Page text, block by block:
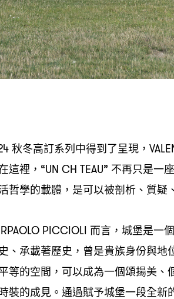
秋冬高訂系列中得到了呈現 ，
這裡 ，“UN CH TEAU” 不再只是一
哲學的載體 ， 是可以被剖析、質疑
PICCIOLI 而言 ， 城堡是一
、承載著歷史 ， 曾是貴族身份與地
等的空間 ， 可以成為一個頌揚美、
裝的成見。通過賦予城堡一段全新